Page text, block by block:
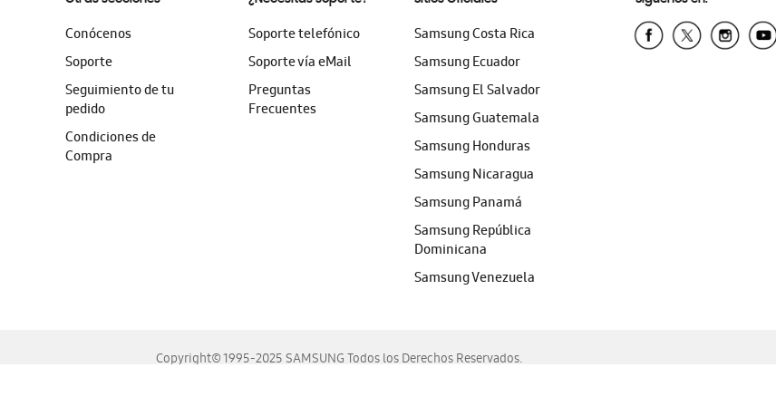
Conócenos
Soporte
Seguimiento de tu
pedido
Condiciones de
Compra
Soporte telefónico
Soporte vía eMail
Preguntas
Frecuentes
Samsung Costa Rica
Samsung Ecuador
Samsung El Salvador
Samsung Guatemala
Samsung Honduras
Samsung Nicaragua
Samsung Panamá
Samsung República
Dominicana
Samsung Venezuela
Copyright© 1995-2025 SAMSUNG Todos los Derechos Reservados.